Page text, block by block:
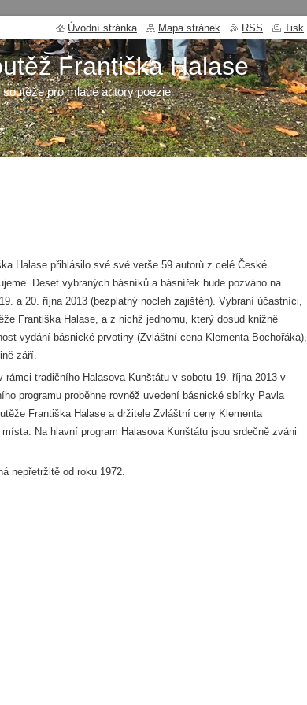
Františka Halase
pro mladé autory poezie
Halase přihlásilo své své verše 59 autorů z celé České
Deset vybraných básníků a básnířek bude pozváno na
a 20. října 2013 (bezplatný nocleh zajištěn). Vybraní účastníci,
Františka Halase, a z nichž jednomu, který dosud knižně
vydání básnické prvotiny (Zvláštní cena Klementa Bochořáka),
září.
tradičního Halasova Kunštátu v sobotu 19. října 2013 v
programu proběhne rovněž uvedení básnické sbírky Pavla
Františka Halase a držitele Zvláštní ceny Klementa
Na hlavní program Halasova Kunštátu jsou srdečně zváni
nepřetržitě od roku 1972.
Úvodní stránka Mapa stránek RSS Tisk